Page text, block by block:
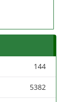
144
5382